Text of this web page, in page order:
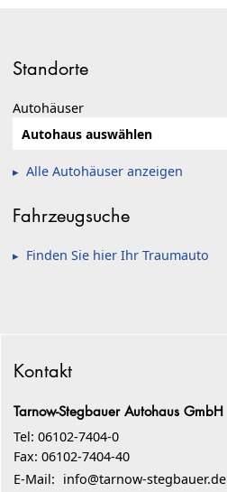
Standorte
Autohäuser
Alle Autohäuser anzeigen
Fahrzeugsuche
Finden Sie hier Ihr Traumauto
Kontakt
Tarnow-Stegbauer Autohaus GmbH
Tel: 06102-7404-0
Fax: 06102-7404-40
E-Mail: info@tarnow-stegbauer.de